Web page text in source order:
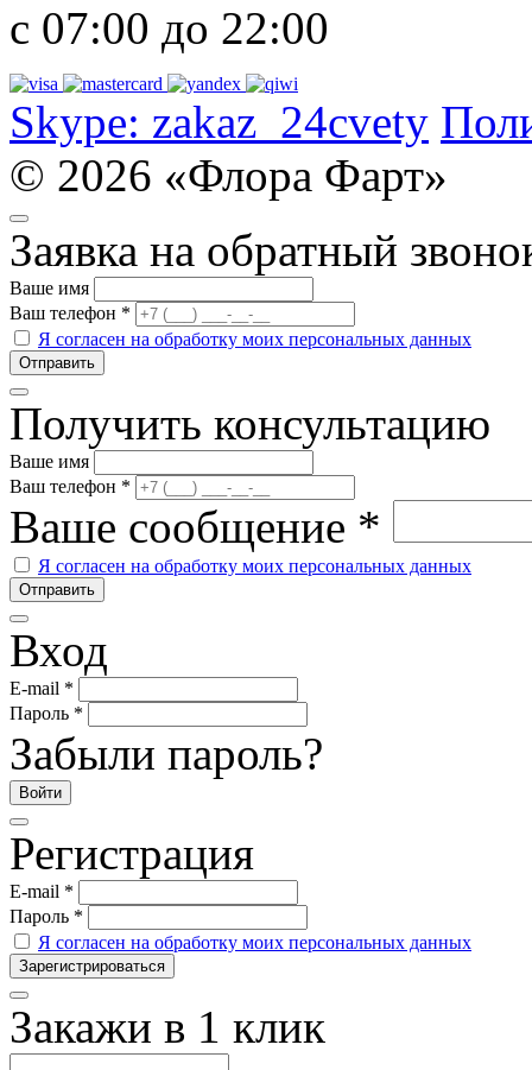
с 07:00 до 22:00
Skype: zakaz_24cvety
© 2026 «Флора Фарт»
Заявка на обратный
Ваше имя
Ваш телефон *
Я согласен на обработку моих персональных данных
Получить консультацию
Ваше имя
Ваш телефон *
Ваше сообщение *
Я согласен на обработку моих персональных данных
Вход
E-mail *
Пароль *
Забыли пароль?
Регистрация
E-mail *
Пароль *
Я согласен на обработку моих персональных данных
Закажи в 1 клик